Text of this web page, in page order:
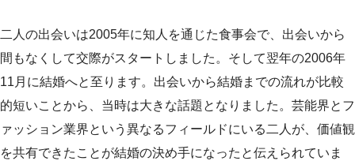
二人の出会いは2005年に知人を通じた食事会で、出会いから
間もなくして交際がスタートしました。そして翌年の2006年
11月に結婚へと至ります。出会いから結婚までの流れが比較
的短いことから、当時は大きな話題となりました。芸能界とフ
ァッション業界という異なるフィールドにいる二人が、価値観
を共有できたことが結婚の決め手になったと伝えられていま